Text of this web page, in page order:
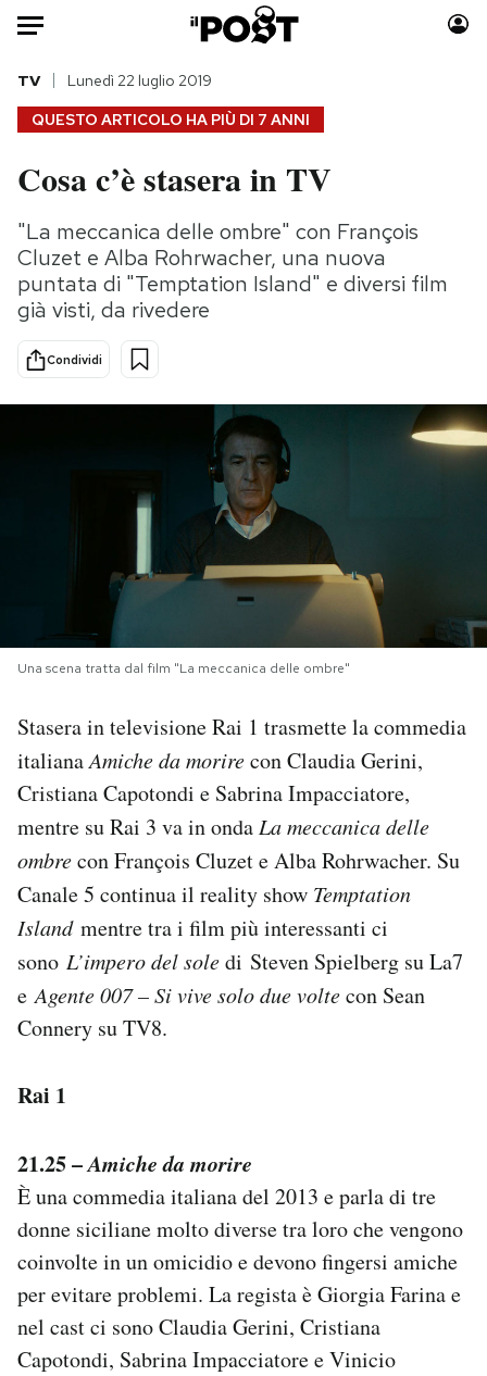
HOME
Italia
Politica
Tecnologia
Internet
Scienza
Cultura
Economia
Moda
Consumismi
Storie/Idee
Altrecose
Mondiali calcio 2026
NEWSLETTER
I MIEI PREFERITI
CALENDARIO
AREA PERSONALE
Area Personale
Newsletter
Notifiche mobile
Regala il Post
Hai bisogno di aiuto?
QUESTO ARTICOLO HA PIÙ DI 7 ANNI
TV Lunedì 22 luglio 2019
Cosa c’è stasera in TV
"La meccanica delle ombre" con François
Cluzet e Alba Rohrwacher, una nuova
puntata di "Temptation Island" e diversi film
già visti, da rivedere
Condividi
Una scena tratta dal film "La meccanica delle ombre"
Stasera in televisione Rai 1 trasmette la commedia
italianaAmiche da morirecon Claudia Gerini,
Cristiana Capotondi e Sabrina Impacciatore,
mentre su Rai 3 va in ondaLa meccanica delle
ombrecon François Cluzet e Alba Rohrwacher. Su
Canale 5 continua il reality show Temptation
Islandmentre tra i film più interessanti ci
sono L’impero del soledi Steven Spielberg su La7
eAgente 007 – Si vive solo due voltecon Sean
Connery su TV8.
Rai 1
21.25 –Amiche da morire
È una commedia italiana del 2013 e parla di tre
donne siciliane molto diverse tra loro che vengono
coinvolte in un omicidio e devono fingersi amiche
per evitare problemi. La regista è Giorgia Farina e
nel cast ci sono Claudia Gerini, Cristiana
Capotondi, Sabrina Impacciatore e Vinicio